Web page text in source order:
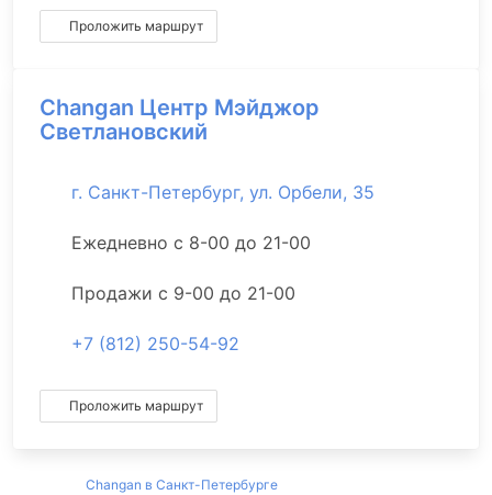
Проложить маршрут
Changan Центр Мэйджор
Светлановский
г. Санкт-Петербург, ул. Орбели, 35
Ежедневно с 8-00 до 21-00
Продажи с 9-00 до 21-00
+7 (812) 250-54-92
Проложить маршрут
Changan в Санкт-Петербурге